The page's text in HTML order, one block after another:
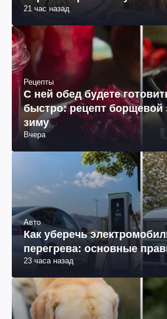
борьбы с рыжими улитками
Рецепты
С ней обед будете
быстро: рецепт борщевой
зиму
Авто
Как уберечь
перегрева: основные